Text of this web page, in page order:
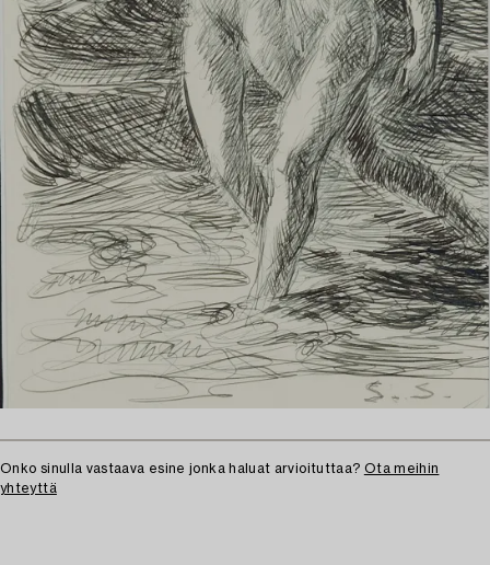
Onko sinulla vastaava esine jonka haluat arvioituttaa? Ota meihin
yhteyttä